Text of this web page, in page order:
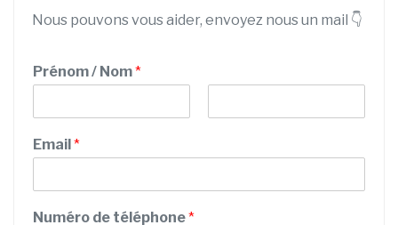
Nous pouvons vous aider, envoyez nous un mail 👇
Prénom / Nom*
r
é
m
Email*
Numéro de téléphone*